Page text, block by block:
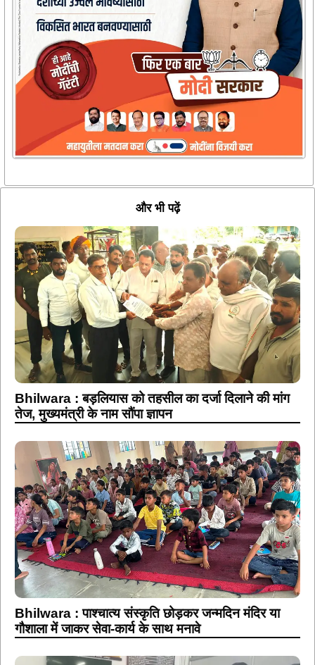
और भी पढ़ें
Bhilwara : बड़लियास को तहसील का दर्जा दिलाने की मांग
तेज, मुख्यमंत्री के नाम सौंपा ज्ञापन
Bhilwara : पाश्चात्य संस्कृति छोड़कर जन्मदिन मंदिर या
गौशाला में जाकर सेवा-कार्य के साथ मनावे